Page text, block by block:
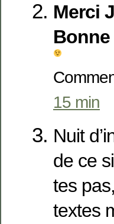
Merci
15 min
Nuit
de ce
tes
textes